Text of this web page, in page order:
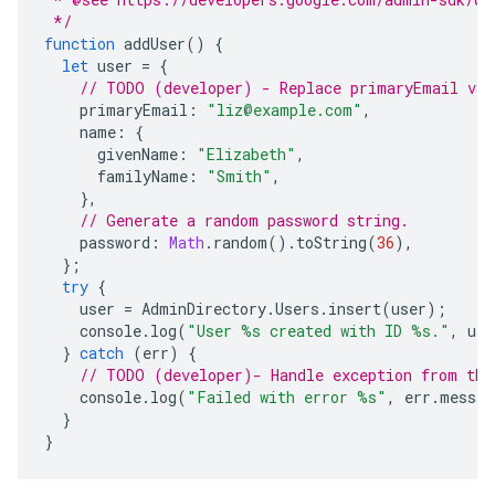
*/
function addUser()
{
let user = {
// TODO (developer) - Replace primaryEmail
primaryEmail : "liz@example.com" ,
name :
{
givenName : "Elizabeth" ,
familyName : "Smith" ,
},
// Generate a random password string.
password : Math . random(). toString(36),
};
try {
user = AdminDirectory.Users . insert(user);
console. log( "User %s created with ID %s." ,
} catch (err)
{
// TODO (developer)- Handle exception from
console. log( "Failed with error %s" , err .
}
}